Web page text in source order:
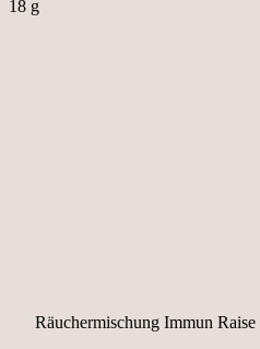
18 g
Räuchermischung Immun Raise